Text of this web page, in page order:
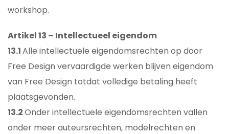
workshop.
Artikel 13 – Intellectueel eigendom
13.1Alle intellectuele eigendomsrechten op door
Free Design vervaardigde werken blijven eigendom
van Free Design totdat volledige betaling heeft
plaatsgevonden.
13.2Onder intellectuele eigendomsrechten vallen
onder meer auteursrechten, modelrechten en